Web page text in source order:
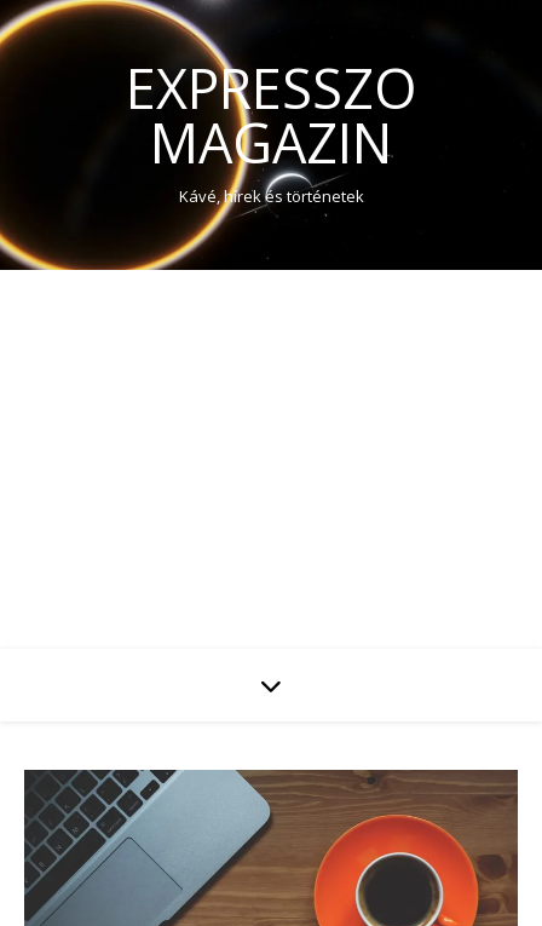
EXPRESSZO
MAGAZIN
Kávé, hírek és történetek